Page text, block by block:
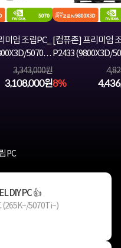
미엄 조립PC_
5070)
할인PC ◀
3,343,000원
3,108,000원
[컴퓨존] 프리미엄
P2433 (9800X3D/
8%
PC
DIY PC 👍
(265K~/5070Ti~)